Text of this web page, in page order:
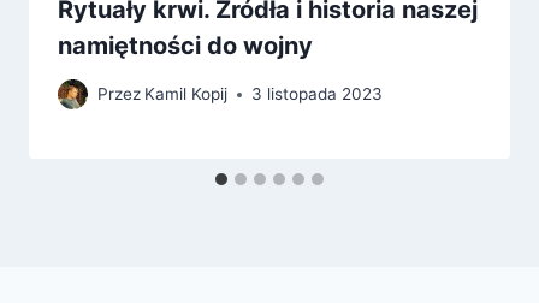
Rytuały krwi. Źródła i historia naszej
namiętności do wojny
Przez Kamil Kopij 3 listopada 2023